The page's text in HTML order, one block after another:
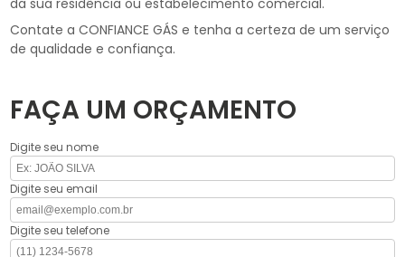
Contate a CONFIANCE GÁS e tenha a certeza de um serviço
de qualidade e confiança.
FAÇA UM ORÇAMENTO
Digite seu nome
Digite seu email
Digite seu telefone